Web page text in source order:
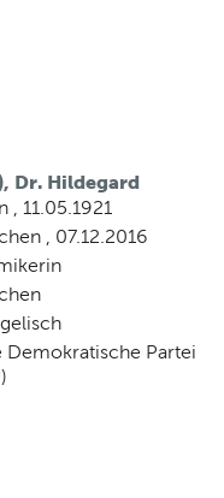
Dr. Hildegard
, 11.05.1921
, 07.12.2016
Demokratische Partei